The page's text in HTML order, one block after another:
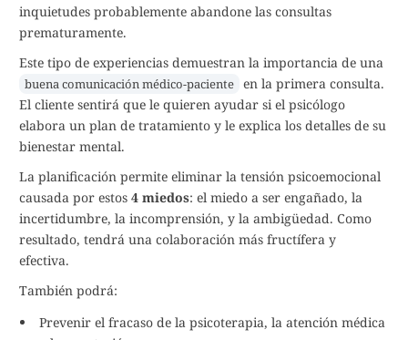
inquietudes probablemente abandone las consultas
prematuramente.
Este tipo de experiencias demuestran la importancia de una
buena comunicación médico-paciente en la primera consulta.
El cliente sentirá que le quieren ayudar si el psicólogo
elabora un plan de tratamiento y le explica los detalles de su
bienestar mental.
La planificación permite eliminar la tensión psicoemocional
causada por estos 4 miedos: el miedo a ser engañado, la
incertidumbre, la incomprensión, y la ambigüedad. Como
resultado, tendrá una colaboración más fructífera y
efectiva.
También podrá:
Prevenir el fracaso de la psicoterapia, la atención médica